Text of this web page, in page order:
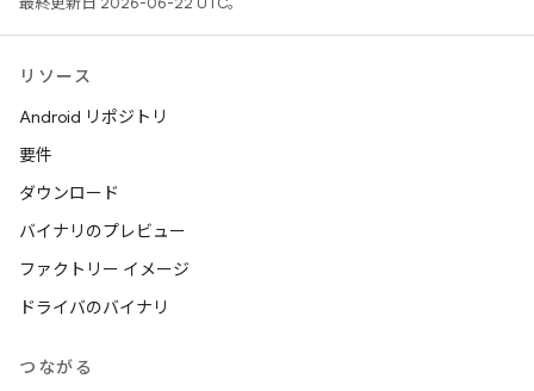
リソース
Android リポジトリ
要件
ダウンロード
バイナリのプレビュー
ファクトリー イメージ
ドライバのバイナリ
つながる